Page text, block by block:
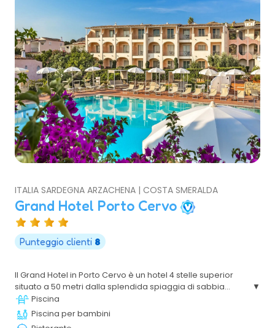
ITALIA SARDEGNA ARZACHENA | COSTA SMERALDA
Grand Hotel Porto Cervo
Punteggio clienti 8
Il Grand Hotel in Porto Cervo è un hotel 4 stelle superior
situato a 50 metri dalla splendida spiaggia di sabbia
bianca di Cala Granu, nel cuore della Costa Smeralda,
uno degli angoli più famosi della Sardegna. La posizione
privilegiata rispetto al mare, l’accesso alla spiaggia e la
Piscina
Piscina per bambini